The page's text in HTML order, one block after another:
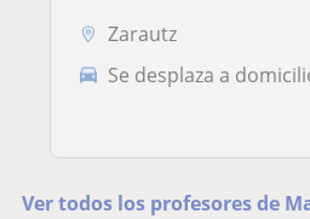
Zarautz
Se desplaza a
Ver todos los profesores de